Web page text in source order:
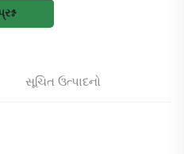
સૂચિત ઉત્પાદનો